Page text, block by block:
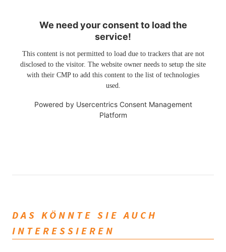
We need your consent to load the
service!
This content is not permitted to load due to trackers that are not
disclosed to the visitor. The website owner needs to setup the site
with their CMP to add this content to the list of technologies
used.
Powered by Usercentrics Consent Management
Platform
DAS KÖNNTE SIE AUCH
INTERESSIEREN